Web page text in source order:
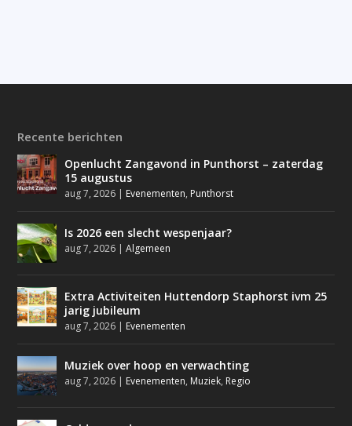
Recente berichten
Openlucht Zangavond in Punthorst – zaterdag
15 augustus
aug 7, 2026 | Evenementen, Punthorst
Is 2026 een slecht wespenjaar?
aug 7, 2026 |Algemeen
Extra Activiteiten Huttendorp Staphorst ivm 25
jarig jubileum
aug 7, 2026 | Evenementen
Muziek over hoop en verwachting
aug 7, 2026 | Evenementen, Muziek, Regio